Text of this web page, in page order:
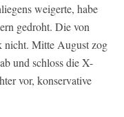
weigerte, habe
gedroht. Die von
nicht. Mitte August zog
und schloss die X-
vor, konservative